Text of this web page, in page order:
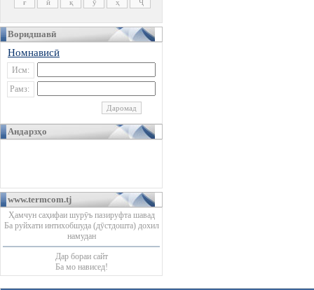
Воридшавӣ
Номнависӣ
Исм:
Рамз:
Андарзҳо
www.termcom.tj
Ҳамчун саҳифаи шурӯъ пазируфта шавад
Ба руйхати интихобшуда (дӯстдошта) дохил
намудан
Дар бораи сайт
Ба мо нависед!